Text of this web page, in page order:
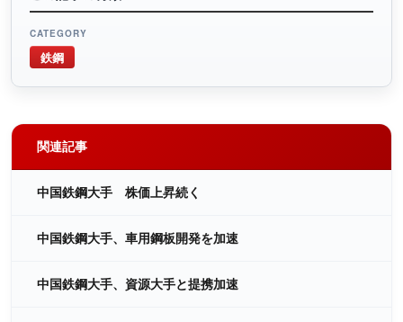
CATEGORY
鉄鋼
関連記事
中国鉄鋼大手 株価上昇続く
中国鉄鋼大手、車用鋼板開発を加速
中国鉄鋼大手、資源大手と提携加速